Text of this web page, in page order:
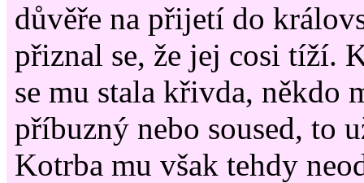
důvěře na přijetí do
přiznal se, že jej cosi tíží.
se mu stala křivda, někdo
příbuzný nebo soused, to
Kotrba mu však tehdy